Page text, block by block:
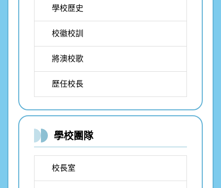
學校歷史
校徽校訓
將澳校歌
歷任校長
學校團隊
校長室